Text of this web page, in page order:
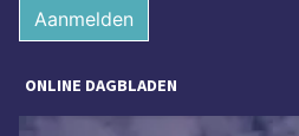
Aanmelden
ONLINE DAGBLADEN